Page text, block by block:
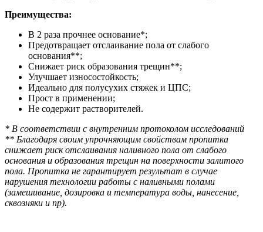
Преимущества:
В 2 раза прочнее основание*;
Предотвращает отслаивание пола от слабого
основания**;
Снижает риск образования трещин**;
Улучшает износостойкость;
Идеально для полусухих стяжек и ЦПС;
Прост в применении;
Не содержит растворителей.
* В соответствии с внутренним протоколом исследований
** Благодаря своим упрочняющим свойствам пропитка
снижает риск отслаивания наливного пола от слабого
основания и образования трещин на поверхности залитого
пола. Пропитка не гарантирует результат в случае
нарушения технологии работы с наливными полами
(замешивание, дозировка и температура воды, нанесение,
сквозняки и пр).